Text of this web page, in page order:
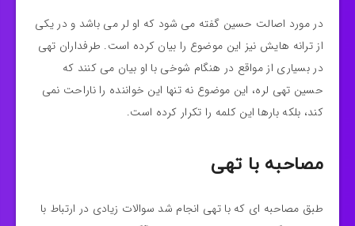
در مورد اصالت حسین گفته می شود که او لر می باشد و در یکی
از ترانه هایش نیز این موضوع را بیان کرده است. طرفداران تهی
در بسیاری از مواقع در هنگام شوخی با او بیان می کنند که
حسین تهی لره، این موضوع نه تنها این خواننده را ناراحت نمی
کند، بلکه بارها این کلمه را تکرار کرده است.
مصاحبه با تهی
طبق مصاحبه ای که با تهی انجام شد سوالات زیادی در ارتباط با